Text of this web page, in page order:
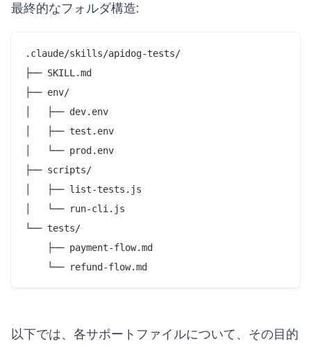
最終的なフォルダ構造:
.claude/skills/apidog-tests/
├── SKILL.md
├── env/
│   ├── dev.env
│   ├── test.env
│   └── prod.env
├── scripts/
│   ├── list-tests.js
│   └── run-cli.js
└── tests/
    ├── payment-flow.md
    └── refund-flow.md
以下では、各サポートファイルについて、その目的